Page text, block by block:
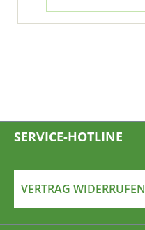
SERVICE-HOTLINE
VERTRAG WIDERRUFEN